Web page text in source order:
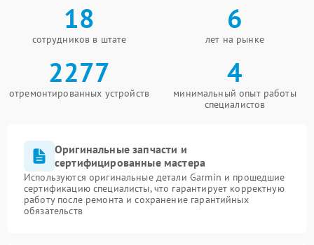
18
сотрудников в штате
6
лет на рынке
2277
отремонтированных устройств
4
минимальный опыт работы
специалистов
Оригинальные запчасти и
сертифицированные мастера
Используются оригинальные детали Garmin и прошедшие
сертификацию специалисты, что гарантирует корректную
работу после ремонта и сохранение гарантийных
обязательств